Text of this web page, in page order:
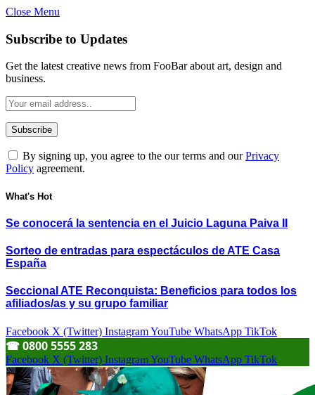
Close Menu
Subscribe to Updates
Get the latest creative news from FooBar about art, design and
business.
By signing up, you agree to the our terms and ourPrivacy
Policy agreement.
What's Hot
Se conocerá la sentencia en el Juicio Laguna Paiva II
Sorteo de entradas para espectáculos de ATE Casa
España
Seccional ATE Reconquista: Beneficios para todos los
afiliados/as y su grupo familiar
Facebook X (Twitter) InstagramYouTube WhatsApp TikTok
☎︎ 0800 5555 283
Facebook X (Twitter) InstagramYouTube WhatsApp TikTok